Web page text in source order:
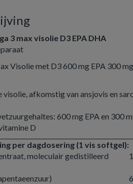
3 max visolie D3 EPA DHA
Visolie met D3 600 mg EPA 300
visolie, afkomstig van ansjovis en
600 mg EPA en 300
D
per dagdosering (1 vis softgel):
moleculair gedistilleerd